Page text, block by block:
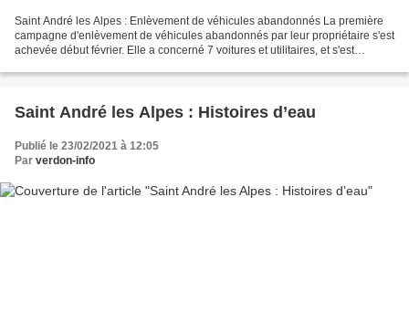
Saint André les Alpes : Enlèvement de véhicules abandonnés La première
campagne d'enlèvement de véhicules abandonnés par leur propriétaire s'est
achevée début février. Elle a concerné 7 voitures et utilitaires, et s'est
Saint André les Alpes : Histoires d’eau
Publié le 23/02/2021 à 12:05
Par verdon-info